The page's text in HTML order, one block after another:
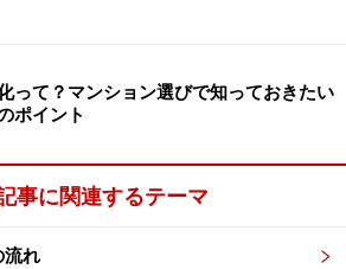
次のページへ
って？マンション選びで知っておきたい
ポイント
事に関連するテーマ
流れ